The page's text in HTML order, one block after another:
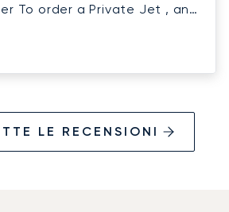
and
and
regards from
LE RECENSIONI